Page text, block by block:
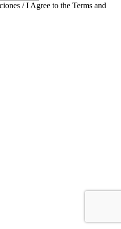
/ I Agree to the Terms and